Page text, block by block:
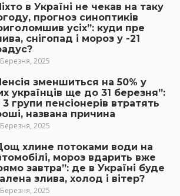
в Україні не чекав на таку
прогноз синоптиків
усіх”: куди пре
снігопад і мороз у -21
2025
зменшиться на 50% у
українців ще до 31 березня”:
3 групи пенсіонерів втратять
названа причина
2025
хлине потоками води на
мороз вдарить вже
завтра”: де в Україні буде
злива, холод і вітер?
2025